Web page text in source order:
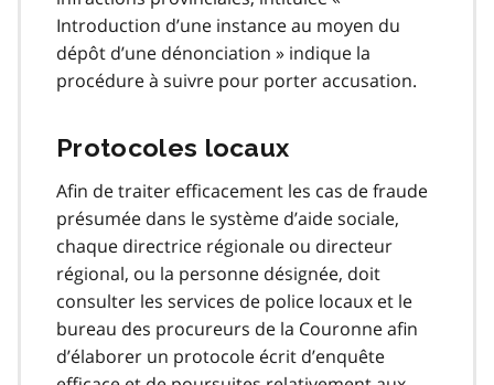
Introduction d’une instance au moyen du
dépôt d’une dénonciation » indique la
procédure à suivre pour porter accusation.
Protocoles locaux
Afin de traiter efficacement les cas de fraude
présumée dans le système d’aide sociale,
chaque directrice régionale ou directeur
régional, ou la personne désignée, doit
consulter les services de police locaux et le
bureau des procureurs de la Couronne afin
d’élaborer un protocole écrit d’enquête